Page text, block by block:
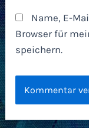
Name, E-
Browser für
speichern.